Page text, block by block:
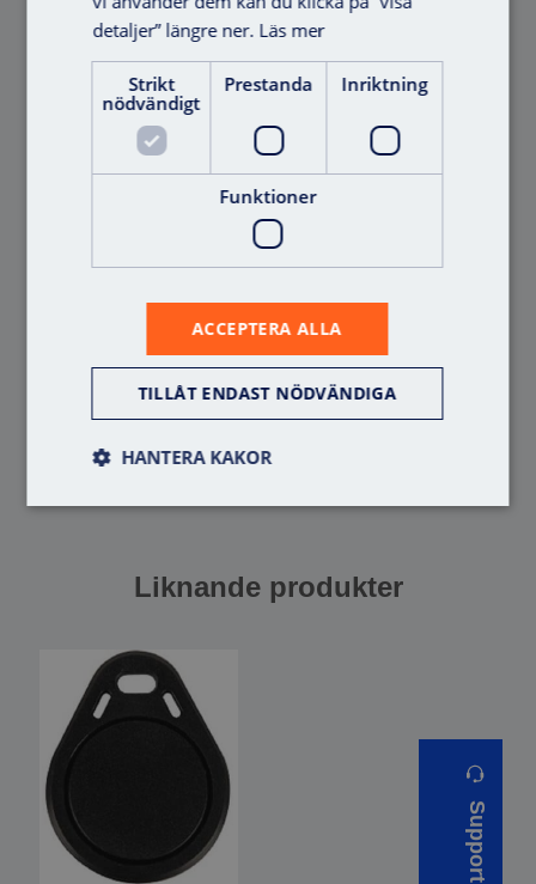
Support
Extratryck
Bordsläsare EM/MF
USB
Liknande produkter
detaljer” längre ner. Läs mer
Strikt
nödvändigt
Prestanda Inriktning
Funktioner
ACCEPTERA ALLA
TILLÅT ENDAST NÖDVÄNDIGA
HANTERA KAKOR